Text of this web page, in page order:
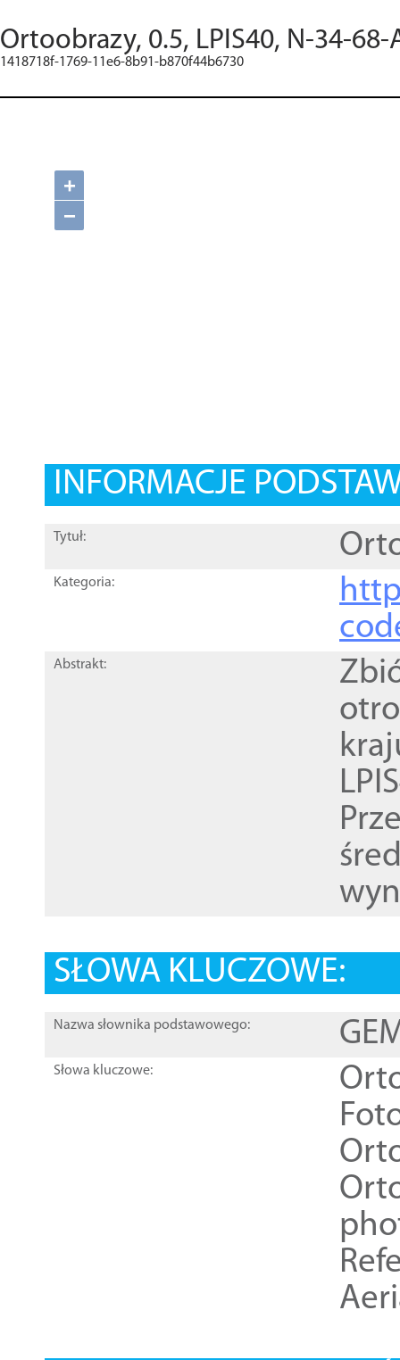
Ortoobrazy, 0.5, LPIS40, N-34-68-
1418718f-1769-11e6-8b91-b870f44b6730
+
−
INFORMACJE
Tytuł:
Kategoria:
Abstrakt:
SŁOWA KLUCZOWE:
Nazwa słownika podstawowego:
Słowa kluczowe: